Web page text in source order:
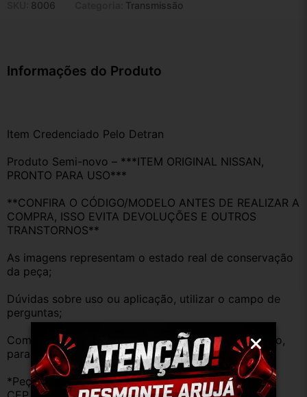
8006 Transmissão
Informações do Produto
Item Credenciado Pelo Detran
Produto Semi-novo – ***ITEM ORIGINAL NISSAN,
PRONTO PARA USO***
**CONFIRA O CÓDIGO/MODELO ANTES DE REALIZAR A
COMPRA, ISSO EVITA DEVOLUÇÕES E OUTROS
TRANSTORNOS**
As imagens representam o estado real de conservação
da peça;
Dúvidas sobre uso ou aplicação, utilizar o campo de
perguntas;
Compare o produto anunciado com o do seu veículo,
para evitar trocas;
*Peças que não tem opção de envio, favor deixar o